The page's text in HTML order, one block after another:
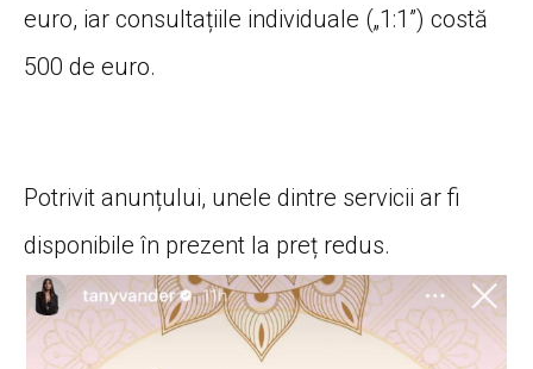
euro, iar consultațiile individuale („1:1”) costă
500 de euro.
Potrivit anunțului, unele dintre servicii ar fi
disponibile în prezent la preț redus.